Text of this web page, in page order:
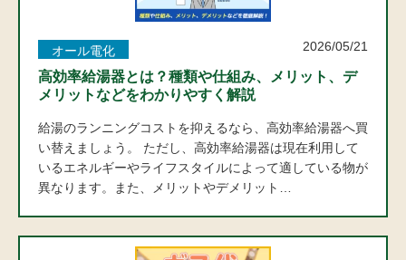
オール電化 2026/05/21
高効率給湯器とは？種類や仕組み、メリット、デ
メリットなどをわかりやすく解説
給湯のランニングコストを抑えるなら、高効率給湯器へ買
い替えましょう。 ただし、高効率給湯器は現在利用して
いるエネルギーやライフスタイルによって適している物が
異なります。また、メリットやデメリット…